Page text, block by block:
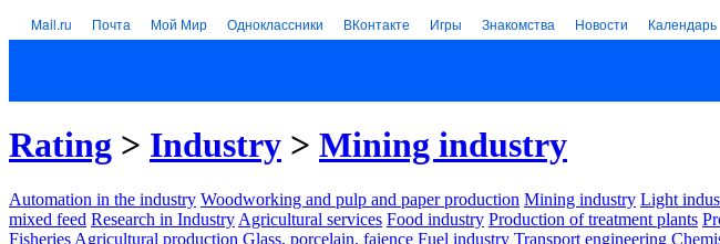
Mail.ru Почта Мой Мир Одноклассники ВКонтакте Игры Знакомства Новости Календарь
Rating > Industry > Mining industry
Automation in the industry Woodworking and pulp and paper production Mining industry Light
mixed feed Research in Industry Agricultural services Food industry Production of treatment plants
Fisheries Agricultural production Glass, porcelain, faience Fuel industry Transport engineering